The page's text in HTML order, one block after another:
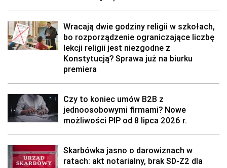
Wracają dwie godziny religii w szkołach,
bo rozporządzenie ograniczające liczbę
lekcji religii jest niezgodne z
Konstytucją? Sprawa już na biurku
premiera
Czy to koniec umów B2B z
jednoosobowymi firmami? Nowe
możliwości PIP od 8 lipca 2026 r.
Skarbówka jasno o darowiznach w
ratach: akt notarialny, brak SD-Z2 dla